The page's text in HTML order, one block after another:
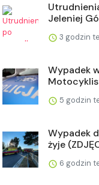
Jeleniej
3 godzin
Wypadek
5 godzin
Wypadek
żyje
6 godzin